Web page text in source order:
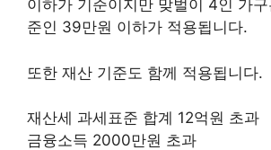
이하가 기준이지만 맞벌이 4인 가
준인 39만원 이하가 적용됩니다.
또한 재산 기준도 함께 적용됩니다.
재산세 과세표준 합계 12억원 초과
금융소득 2000만원 초과